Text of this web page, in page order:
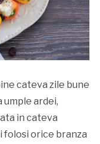
cateva zile bune
ardei,
in cateva
folosi orice branza